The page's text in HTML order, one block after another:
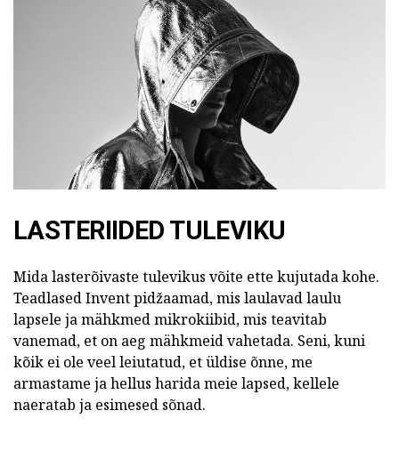
LASTERIIDED TULEVIKU
Mida lasterõivaste tulevikus võite ette kujutada kohe.
Teadlased Invent pidžaamad, mis laulavad laulu
lapsele ja mähkmed mikrokiibid, mis teavitab
vanemad, et on aeg mähkmeid vahetada. Seni, kuni
kõik ei ole veel leiutatud, et üldise õnne, me
armastame ja hellus harida meie lapsed, kellele
naeratab ja esimesed sõnad.